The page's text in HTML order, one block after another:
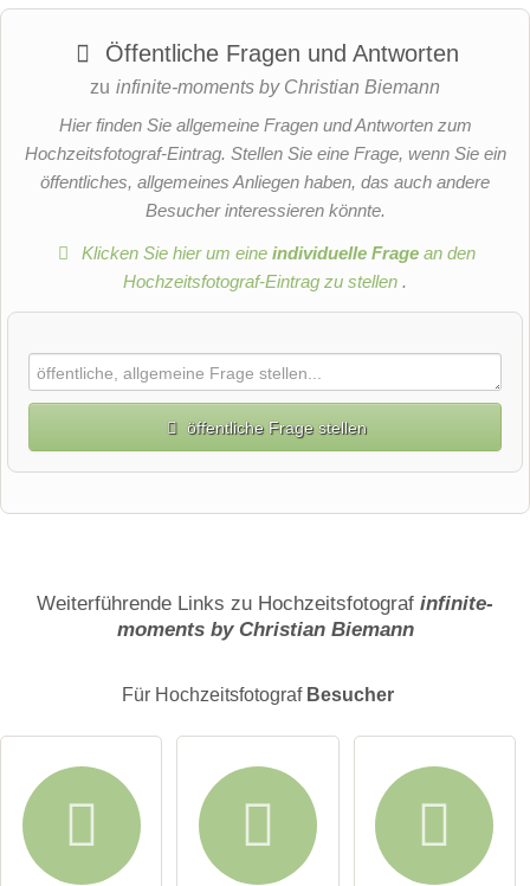
Öffentliche Fragen und Antworten
zu infinite-moments by Christian Biemann
Hier finden Sie allgemeine Fragen und Antworten zum
Hochzeitsfotograf-Eintrag. Stellen Sie eine Frage, wenn Sie ein
öffentliches, allgemeines Anliegen haben, das auch andere
Besucher interessieren könnte.
Klicken Sie hier um eineindividuelle Frage an den
Hochzeitsfotograf-Eintrag zu stellen .
öffentliche Frage stellen
E-Mail-Adresse (wird nicht veröffentlicht)
Weiterführende Links zu Hochzeitsfotograf infinite-
moments by Christian Biemann
Für Hochzeitsfotograf Besucher